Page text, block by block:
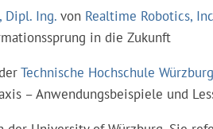
Dipl. Ing. von Realtime Robotics,
in die Zukunft
Technische Hochschule
– Anwendungsbeispiele und